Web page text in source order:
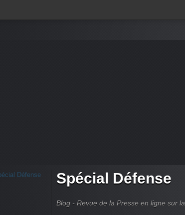
Spécial Défense
Blog - Revue de la Presse en ligne sur